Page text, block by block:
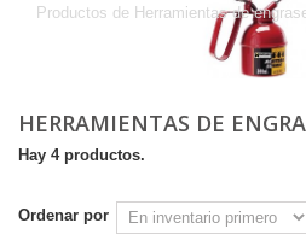
Productos de Herramientas de
HERRAMIENTAS DE
Hay 4 productos.
Ordenar por